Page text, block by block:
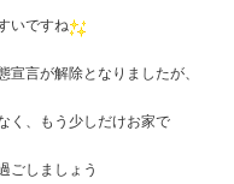
いですね
宣言が解除となりましたが、
く、もう少しだけお家で
ごしましょう